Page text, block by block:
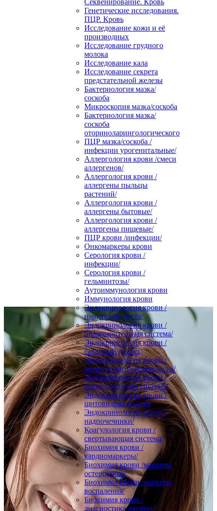
Секвенирование. Кровь
Генетические исследования.
ПЦР. Кровь
Исследование кожи и её
производных
Исследование грудного
молока
Исследование кала
Исследование секрета
предстательной железы
Бактериология мазка/
соскоба
Микроскопия мазка/соскоба
Бактериология мазка/
соскоба
оториноларингологического
ПЦР мазка/соскоба /
инфекции урогенитальные/
Аллергология крови /смеси
аллергенов/
Аллергология крови /
аллергены пыльцы
растений/
Аллергология крови /
аллергены бытовые/
Аллергология крови /
аллергены пищевые/
ПЦР крови /инфекции/
Онкомаркеры крови
Серология крови /
инфекции/
Серология крови /
гельминтозы/
Аутоиммунология крови
Иммунология крови
Эндокринология крови /
нарушение роста/
Эндокринология крови /
пищеварительная система/
Эндокринология крови /
сахарный диабет/
Эндокринология крови /
мониторинг беременности/
Эндокринология крови /
репродуктивная система/
Эндокринология крови /
щитовидная железа/
Эндокринология крови /
надпочечники/
Коагулология крови /
свертывающая система/
Биохимия крови /
кардиомаркеры/
Биохимия крови /маркеры
остеопороза/
Биохимия крови /маркеры
воспаления/
Биохимия крови /
диагностика анемии/